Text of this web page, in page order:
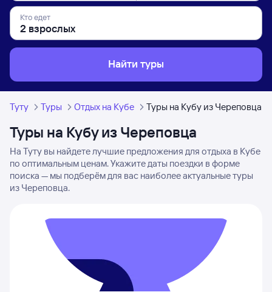
Кто едет
Найти туры
Туту Туры Отдых на Кубе Туры на Кубу из Череповца
Туры на Кубу из Череповца
На Туту вы найдете лучшие предложения для отдыха в Кубе
по оптимальным ценам. Укажите даты поездки в форме
поиска — мы подберём для вас наиболее актуальные туры
из Череповца.